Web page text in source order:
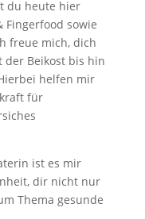
du heute hier
Fingerfood sowie
freue mich, dich
der Beikost bis hin
helfen mir
für
ist es mir
dir nicht nur
Thema gesunde